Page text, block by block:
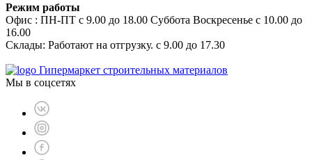
Режим работы
Офис : ПН-ПТ с 9.00 до 18.00 Суббота Воскресенье с 10.00 до
16.00
Склады: Работают на отгрузку. с 9.00 до 17.30
Гипермаркет строительных материалов
Мы в соцсетях